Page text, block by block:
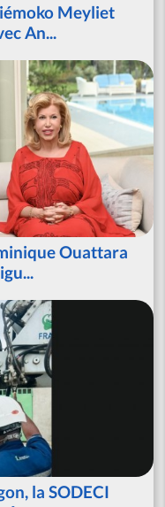
Meyliet
An...
Ouattara
la SODECI